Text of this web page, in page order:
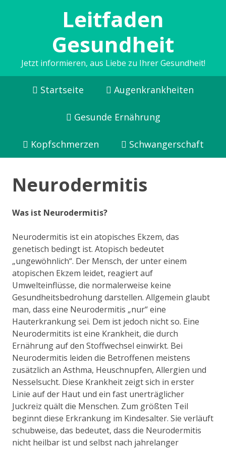
Leitfaden
Gesundheit
Jetzt informieren, aus Liebe zu Ihrer Gesundheit!
Startseite Augenkrankheiten
Gesunde Ernährung
Kopfschmerzen Schwangerschaft
Neurodermitis
Was ist Neurodermitis?
Neurodermitis ist ein atopisches Ekzem, das
genetisch bedingt ist. Atopisch bedeutet
„ungewöhnlich“. Der Mensch, der unter einem
atopischen Ekzem leidet, reagiert auf
Umwelteinflüsse, die normalerweise keine
Gesundheitsbedrohung darstellen. Allgemein glaubt
man, dass eine Neurodermitis „nur“ eine
Hauterkrankung sei. Dem ist jedoch nicht so. Eine
Neurodermitits ist eine Krankheit, die durch
Ernährung auf den Stoffwechsel einwirkt. Bei
Neurodermitis leiden die Betroffenen meistens
zusätzlich an Asthma, Heuschnupfen, Allergien und
Nesselsucht. Diese Krankheit zeigt sich in erster
Linie auf der Haut und ein fast unerträglicher
Juckreiz quält die Menschen. Zum größten Teil
beginnt diese Erkrankung im Kindesalter. Sie verläuft
schubweise, das bedeutet, dass die Neurodermitis
nicht heilbar ist und selbst nach jahrelanger